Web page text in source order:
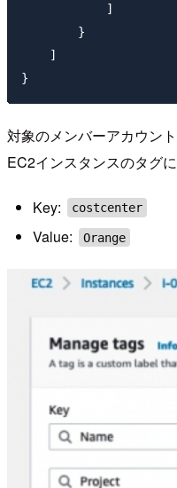
            ]
        }
    ]
対象のメンバーアカウン
EC2インスタンスのタグ
Key: costcenter
Value: Orange